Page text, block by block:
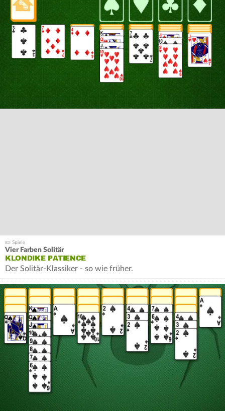
Vier Farben Solitär
KLONDIKE PATIENCE
Der Solitär-Klassiker - so wie früher.